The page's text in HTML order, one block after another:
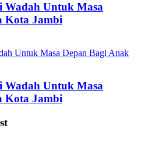
Wadah Untuk Masa
Kota Jambi
Wadah Untuk Masa
Kota Jambi